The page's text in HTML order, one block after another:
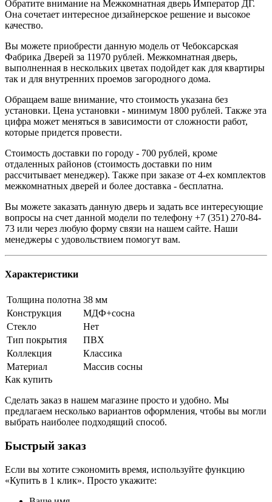
Обратите внимание на Межкомнатная дверь Император ДГ.
Она сочетает интересное дизайнерское решение и высокое
качество.
Вы можете приобрести данную модель от Чебоксарская
Фабрика Дверей за 11970 рублей. Межкомнатная дверь,
выполненная в нескольких цветах подойдет как для квартиры
так и для внутренних проемов загородного дома.
Обращаем ваше внимание, что стоимость указана без
установки. Цена установки - минимум 1800 рублей. Также эта
цифра может меняться в зависимости от сложности работ,
которые придется провести.
Стоимость доставки по городу - 700 рублей, кроме
отдаленных районов (стоимость доставки по ним
рассчитывает менеджер). Также при заказе от 4-ех комплектов
межкомнатных дверей и более доставка - бесплатна.
Вы можете заказать данную дверь и задать все интересующие
вопросы на счет данной модели по телефону +7 (351) 270-84-
73 или через любую форму связи на нашем сайте. Наши
менеджеры с удовольствием помогут вам.
Характеристики
Толщина полотна 38 мм
Конструкция
МДФ+сосна
Стекло
Нет
Тип покрытия
ПВХ
Коллекция
Классика
Материал
Массив сосны
Как купить
Сделать заказ в нашем магазине просто и удобно. Мы
предлагаем несколько вариантов оформления, чтобы вы могли
выбрать наиболее подходящий способ.
Быстрый заказ
Если вы хотите сэкономить время, используйте функцию
«Купить в 1 клик». Просто укажите: